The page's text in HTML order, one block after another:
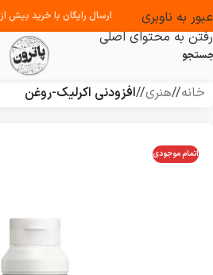
عبور به ناوبری
رفتن به محتوای اصلی
ارسال رایگان با خرید بیش از 2 میلیون
خانه/ هنری/ افزودنی اکرلیک-روغن
اتمام موجودی